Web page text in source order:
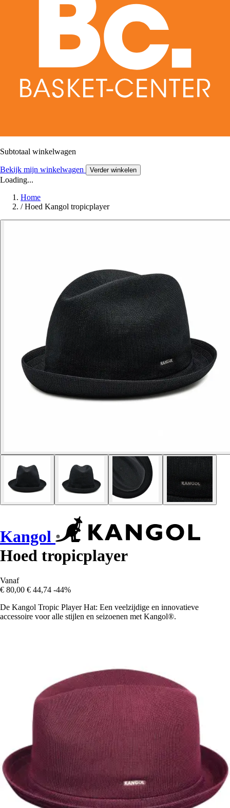
Subtotaal winkelwagen
Bekijk mijn winkelwagen Verder winkelen
Loading...
Home
/ Hoed Kangol tropicplayer
Kangol
Hoed tropicplayer
Vanaf
€ 80,00 € 44,74 -44%
De Kangol Tropic Player Hat: Een veelzijdige en innovatieve
accessoire voor alle stijlen en seizoenen met Kangol®.